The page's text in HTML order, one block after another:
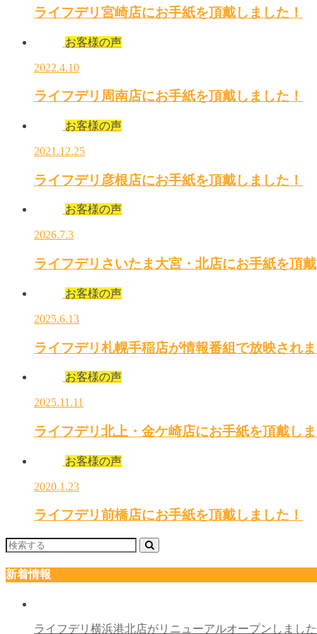
ライフデリ宮崎店にお手紙を頂戴しました！
お客様の声
2022.4.10
ライフデリ周南店にお手紙を頂戴しました！
お客様の声
2021.12.25
ライフデリ彦根店にお手紙を頂戴しました！
お客様の声
2026.7.3
ライフデリさいたま大宮・北店にお手紙を頂戴
お客様の声
2025.6.13
ライフデリ札幌手稲店が情報番組で放映されま
お客様の声
2025.11.11
ライフデリ北上・金ケ崎店にお手紙を頂戴しま
お客様の声
2020.1.23
ライフデリ前橋店にお手紙を頂戴しました！
新着情報
ライフデリ横浜港北店がリニューアルオープンしました